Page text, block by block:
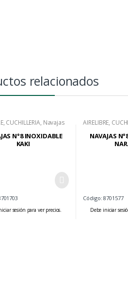
relacionados
, CUCHILLERIA, Navajas
N°8 INOXIDABLE
KAKI
sesión para ver precios.
AIRELIBRE,
NAVAJAS
Código: 8701577
Debe iniciar